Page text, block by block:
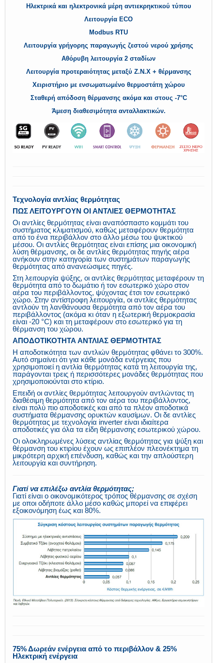
Ηλεκτρικά και ηλεκτρονικά μέρη αντιεκρηκτικού τύπου
Λειτουργία ECO
Modbus RTU
Λειτουργία γρήγορης παραγωγής ζεστού νερού χρήσης
Αθόρυβη λειτουργία 2 σταδίων
Λειτουργία προτεραιότητας μεταξύ Ζ.Ν.Χ + θέρμανσης
Χειριστήριο με ενσωματωμένο θερμοστάτη χώρου
Σταθερή απόδοση θέρμανσης ακόμα και στους -7°C
Άμεση διαθεσιμότητα ανταλλακτικών.
Τεχνολογία αντλίας θερμότητας
ΠΩΣ ΛΕΙΤΟΥΡΓΟΥΝ ΟΙ ΑΝΤΛΙΕΣ ΘΕΡΜΟΤΗΤΑΣ
Οι αντλίες θερμότητας είναι αναπόσπαστο κομμάτι του
συστήματος κλιματισμού, καθώς μεταφέρουν θερμότητα
από το ένα περιβάλλον στο άλλο μέσω του ψυκτικού
μέσου. Οι αντλίες θερμότητας είναι επίσης μια οικονομική
λύση θέρμανσης, οι δε αντλίες θερμότητας πηγής αέρα
ανήκουν στην κατηγορία των συστημάτων παραγωγής
θερμότητας από ανανεώσιμες πηγές.
Στη λειτουργία ψύξης, οι αντλίες θερμότητας μεταφέρουν τη
θερμότητα από το δωμάτιο ή τον εσωτερικό χώρο στον
αέρα του περιβάλλοντος, ψύχοντας έτσι τον εσωτερικό
χώρο. Στην αντίστροφη λειτουργία, οι αντλίες θερμότητας
αντλούν τη λανθάνουσα θερμότητα από τον αέρα του
περιβάλλοντος (ακόμα κι όταν η εξωτερική θερμοκρασία
είναι -20 °C) και τη μεταφέρουν στο εσωτερικό για τη
θέρμανση του χώρου.
ΑΠΟΔΟΤΙΚΟΤΗΤΑ ΑΝΤΛΙΑΣ ΘΕΡΜΟΤΗΤΑΣ
Η αποδοτικότητα των αντλιών θερμότητας φθάνει το 300%.
Αυτό σημαίνει ότι για κάθε μονάδα ενέργειας που
χρησιμοποιεί η αντλία θερμότητας κατά τη λειτουργία της,
παράγονται τρεις ή περισσότερες μονάδες θερμότητας που
χρησιμοποιούνται στο κτίριο.
Επειδή οι αντλίες θερμότητας λειτουργούν αντλώντας τη
διαθέσιμη θερμότητα από τον αέρα του περιβάλλοντος,
είναι πολύ πιο αποδοτικές και από τα πλέον αποδοτικά
συστήματα θέρμανσης ορυκτών καυσίμων. Οι δε αντλίες
θερμότητας με τεχνολογία inverter είναι ιδιαίτερα
αποδοτικές για όλα τα είδη θέρμανσης εσωτερικού χώρου.
Οι ολοκληρωμένες λύσεις αντλίας θερμότητας για ψύξη και
θέρμανση του κτιρίου έχουν ως επιπλέον πλεονέκτημα τη
μικρότερη αρχική επένδυση, καθώς και την απλούστερη
λειτουργία και συντήρηση.
Γιατί να επιλέξω αντλία θερμότητας;
Γιατί είναι ο οικονομικότερος τρόπος θέρμανσης σε σχέση
με οποι οδήποτε άλλο μέσο καθώς μπορεί να επιφέρει
εξοικονόμηση έως και 80%.
75% Δωρεάν ενέργεια από το περιβάλλον & 25%
Ηλεκτρική ενέργεια